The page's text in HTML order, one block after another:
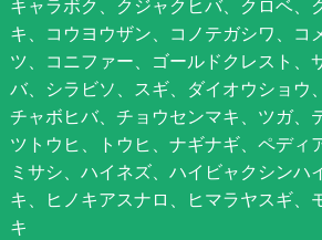
キャラボク、クジャクヒバ、クロベ、
キ、コウヨウザン、コノテガシワ、コ
ツ、コニファー、ゴールドクレスト、
バ、シラビソ、スギ、ダイオウショウ
チャボヒバ、チョウセンマキ、ツガ、
ツトウヒ、トウヒ、ナギナギ、ペディ
ミサシ、ハイネズ、ハイビャクシンハ
キ、ヒノキアスナロ、ヒマラヤスギ、
キ